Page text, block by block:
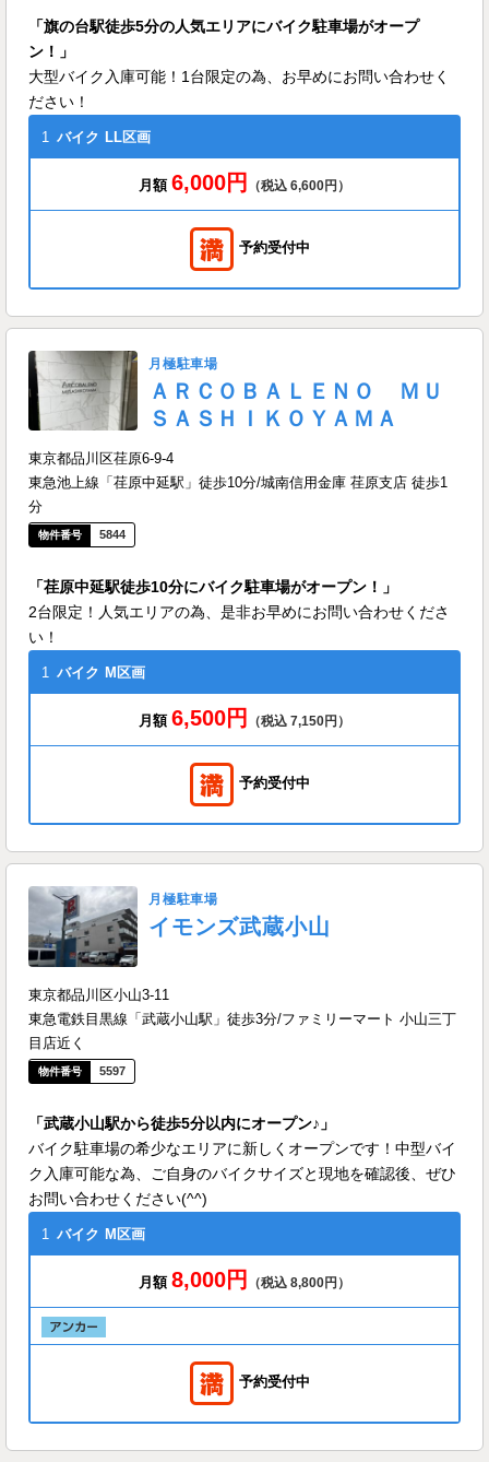
「旗の台駅徒歩5分の人気エリアにバイク駐車場がオープ
ン！」
大型バイク入庫可能！1台限定の為、お早めにお問い合わせく
ださい！
1 バイク LL区画
月額 6,000円 （税込 6,600円）
予約受付中
月極駐車場
ＡＲＣＯＢＡＬＥＮＯ ＭＵ
ＳＡＳＨＩＫＯＹＡＭＡ
東京都品川区荏原6-9-4
東急池上線「荏原中延駅」徒歩10分/城南信用金庫 荏原支店 徒歩1
分
5844
「荏原中延駅徒歩10分にバイク駐車場がオープン！」
2台限定！人気エリアの為、是非お早めにお問い合わせくださ
い！
1 バイク M区画
月額 6,500円 （税込 7,150円）
予約受付中
月極駐車場
イモンズ武蔵小山
東京都品川区小山3-11
東急電鉄目黒線「武蔵小山駅」徒歩3分/ファミリーマート 小山三丁
目店近く
5597
「武蔵小山駅から徒歩5分以内にオープン♪」
バイク駐車場の希少なエリアに新しくオープンです！中型バイ
ク入庫可能な為、ご自身のバイクサイズと現地を確認後、ぜひ
お問い合わせください(^^)
1 バイク M区画
月額 8,000円 （税込 8,800円）
予約受付中